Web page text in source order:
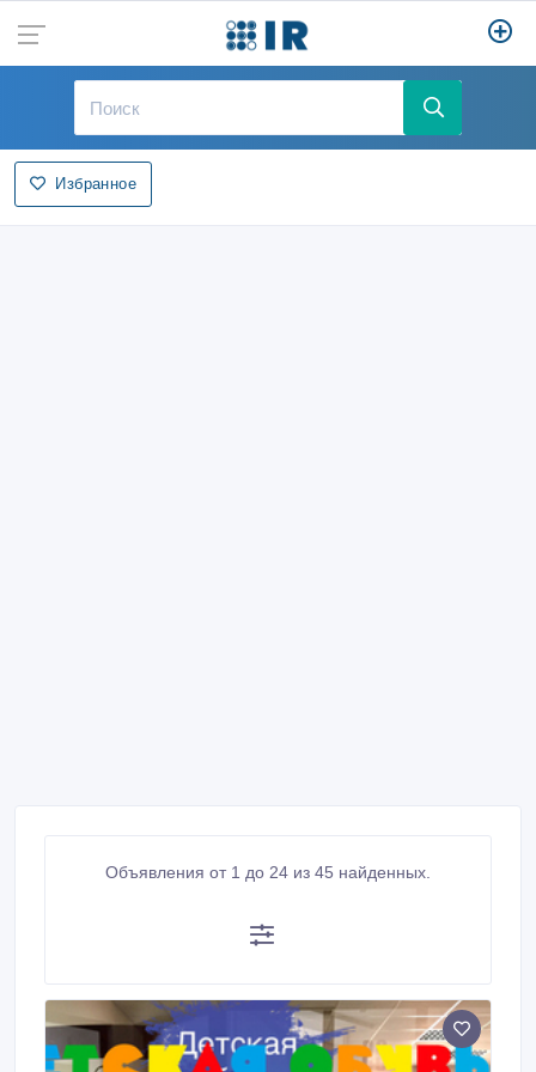
Избранное
Объявления от 1 до 24 из 45 найденных.